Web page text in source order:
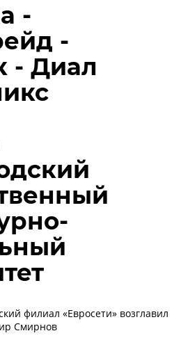
-
-
- Диал
филиал «Евросети» возглавил
Смирнов